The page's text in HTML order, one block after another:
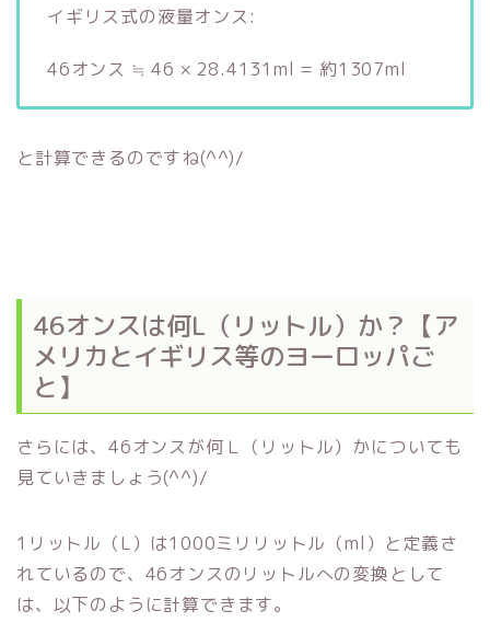
イギリス式の液量オンス:
46オンス ≒ 46 × 28.4131ml = 約1307ml
と計算できるのですね(^^)/
46オンスは何L（リットル）か？【ア
メリカとイギリス等のヨーロッパご
と】
さらには、46オンスが何Ｌ（リットル）かについても
見ていきましょう(^^)/
1リットル（L）は1000ミリリットル（ml）と定義さ
れているので、46オンスのリットルへの変換として
は、以下のように計算できます。